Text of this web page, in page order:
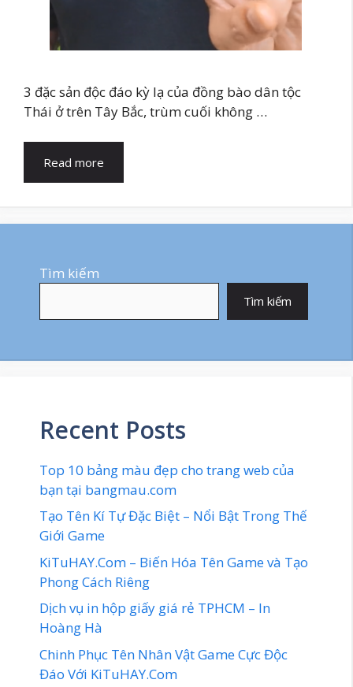
3 đặc sản độc đáo kỳ lạ của đồng bào dân tộc
Thái ở trên Tây Bắc, trùm cuối không …
Read more
Tìm kiếm
Tìm kiếm
Recent Posts
Top 10 bảng màu đẹp cho trang web của
bạn tại bangmau.com
Tạo Tên Kí Tự Đặc Biệt – Nổi Bật Trong Thế
Giới Game
KiTuHAY.Com – Biến Hóa Tên Game và Tạo
Phong Cách Riêng
Dịch vụ in hộp giấy giá rẻ TPHCM – In
Hoàng Hà
Chinh Phục Tên Nhân Vật Game Cực Độc
Đáo Với KiTuHAY.Com